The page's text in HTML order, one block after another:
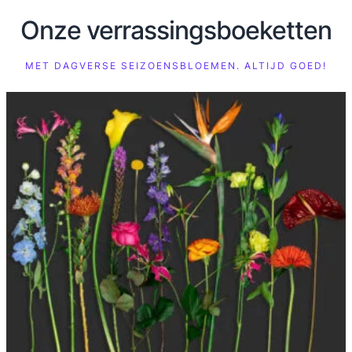
Onze verrassingsboeketten
MET DAGVERSE SEIZOENSBLOEMEN. ALTIJD GOED!